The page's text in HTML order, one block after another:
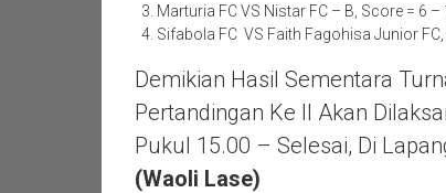
Marturia FC VS Nistar FC – B, Score = 6 –
Sifabola FC VS Faith Fagohisa Junior
Demikian Hasil Sementara
Pertandingan Ke II Akan
Pukul 15.00 – Selesai, Di
(Waoli Lase)